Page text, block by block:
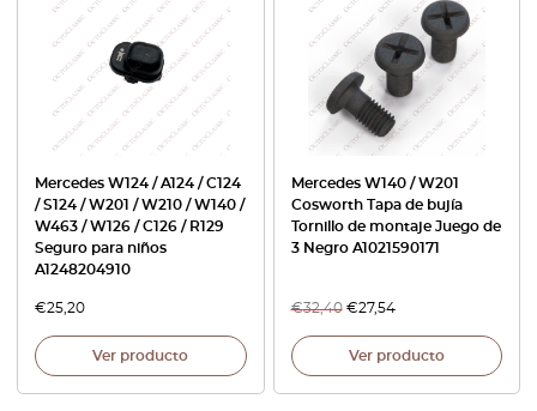
Mercedes W124 / A124 / C124
/ S124 / W201 / W210 / W140 /
W463 / W126 / C126 / R129
Seguro para niños
A1248204910
€25,20
Ver producto
Mercedes W140 / W201
Cosworth Tapa de bujía
Tornillo de montaje Juego de
3 Negro A1021590171
€32,40 €27,54
Ver producto